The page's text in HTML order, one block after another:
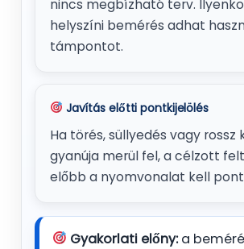
nincs megbízható terv.
helyszíni bemérés adhat
támpontot.
Javítás előtti pontkijelölés
Ha törés, süllyedés vagy rossz
gyanúja merül fel, a célzott
előbb a nyomvonalat kell
Gyakorlati előny:a